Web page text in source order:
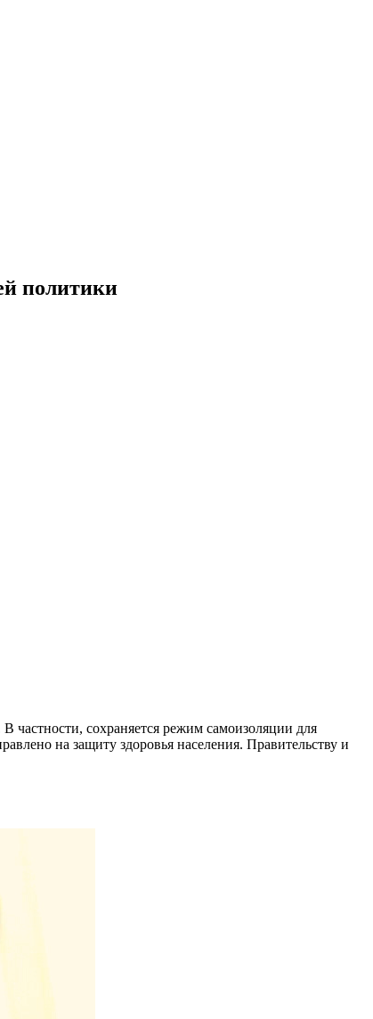
политики
частности, сохраняется режим самоизоляции для
на защиту здоровья населения. Правительству и